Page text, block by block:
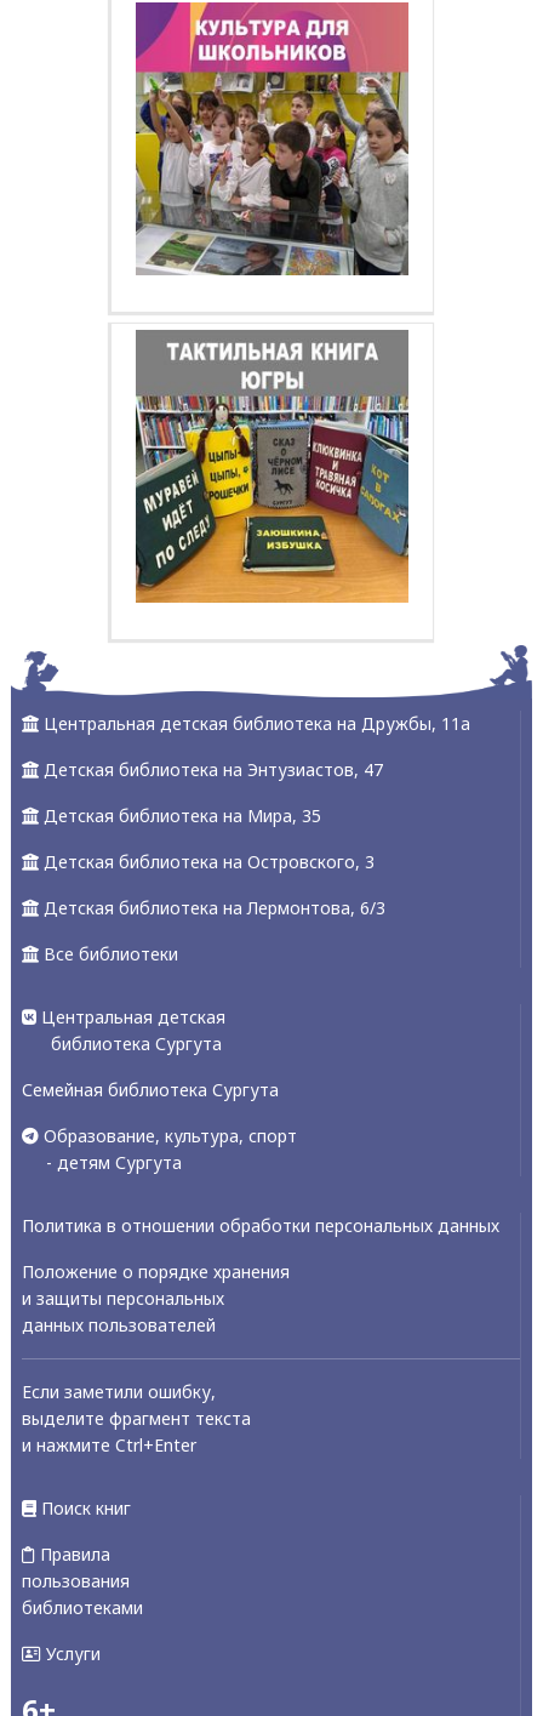
Центральная детская библиотека на Дружбы, 11а
Детская библиотека на Энтузиастов, 47
Детская библиотека на Мира, 35
Детская библиотека на Островского, 3
Детская библиотека на Лермонтова, 6/3
Все библиотеки
Центральная детская
библиотека Сургута
Семейная библиотека Сургута
Образование, культура, спорт
- детям Сургута
Политика в отношении обработки персональных данных
Положение о порядке хранения
и защиты персональных
данных пользователей
Если заметили ошибку,
выделите фрагмент текста
и нажмите Ctrl+Enter
Поиск книг
Правила
пользования
библиотеками
Услуги